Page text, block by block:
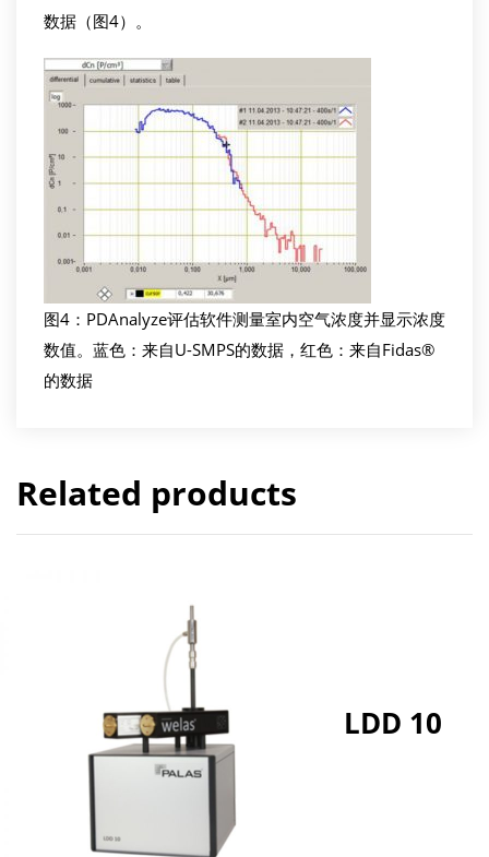
数据（图4）。
图4：PDAnalyze评估软件测量室内空气浓度并显示浓度
数值。蓝色：来自U-SMPS的数据，红色：来自Fidas®
的数据
Related products
LDD 10